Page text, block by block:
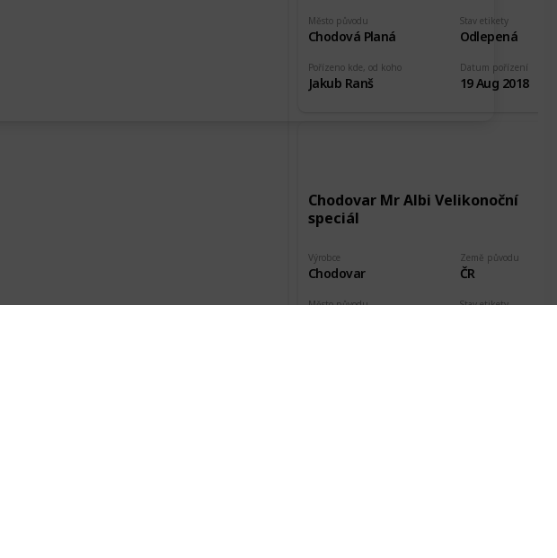
Pořízeno kde, od koho
Jakub Ranš
Stav etikety
Odlepená
Datum pořízení
19 Aug 2018
Město původu
Chodová Planá
Chodovar Mr Albi Velikonoční
speciál
Výrobce
Chodovar
Země původu
ČR
Stav etikety
Město původu